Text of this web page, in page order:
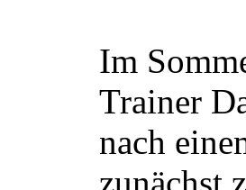
Im
Trainer
nach
zunächst